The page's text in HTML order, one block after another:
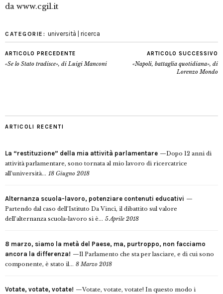
da www.cgil.it
CATEGORIE: università | ricerca
ARTICOLO PRECEDENTE
«Se lo Stato tradisce», di Luigi Manconi
ARTICOLO SUCCESSIVO
«Napoli, battaglia quotidiana», di
Lorenzo Mondo
ARTICOLI RECENTI
La “restituzione” della mia attività parlamentare
Dopo 12 anni di
attività parlamentare, sono tornata al mio lavoro di ricercatrice
all’università... 18 Giugno 2018
Alternanza scuola-lavoro, potenziare contenuti educativi
Partendo dal caso dell’Istituto Da Vinci, il dibattito sul valore
dell’alternanza scuola-lavoro si è... 5 Aprile 2018
8 marzo, siamo la metà del Paese, ma, purtroppo, non facciamo
ancora la differenza!
Il Parlamento che sta per lasciare, e di cui sono
componente, è stato il... 8 Marzo 2018
Votate, votate, votate!
Votate, votate, votate! In questo modo i